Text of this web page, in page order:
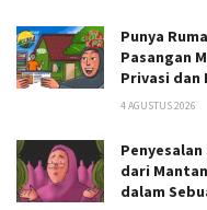
Punya
Pasangan
Privasi dan
4 AGUSTUS 2026
dari
dalam